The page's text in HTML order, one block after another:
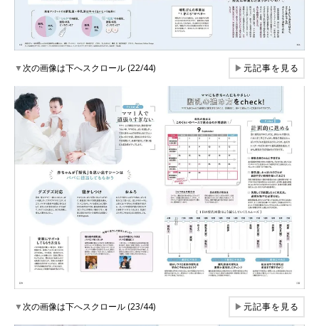
▼次の画像は下へスクロール (22/44) ▶元記事を見る
▼次の画像は下へスクロール (23/44) ▶元記事を見る